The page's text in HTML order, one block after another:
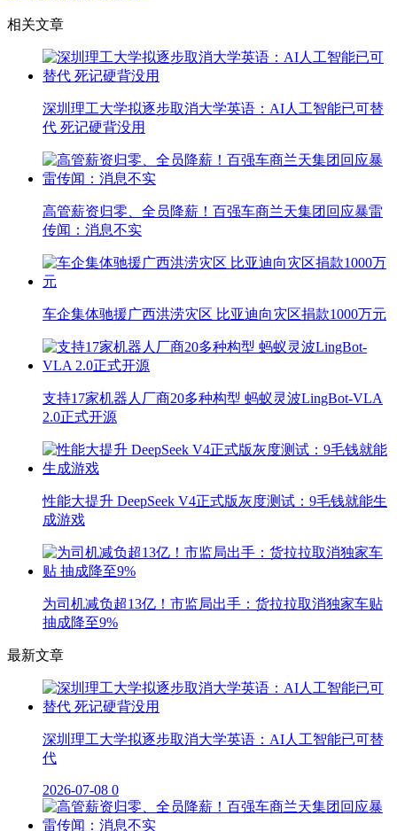
相关文章
深圳理工大学拟逐步取消大学英语：AI人工智能已可替
代 死记硬背没用
高管薪资归零、全员降薪！百强车商兰天集团回应暴雷
传闻：消息不实
车企集体驰援广西洪涝灾区 比亚迪向灾区捐款1000万元
支持17家机器人厂商20多种构型 蚂蚁灵波LingBot-VLA
2.0正式开源
性能大提升 DeepSeek V4正式版灰度测试：9毛钱就能生
成游戏
为司机减负超13亿！市监局出手：货拉拉取消独家车贴
抽成降至9%
最新文章
深圳理工大学拟逐步取消大学英语：AI人工智能已可替
代
2026-07-08 0